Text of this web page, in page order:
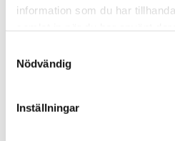
information som du har
Nödvändig
Inställningar
spår 8mm, om du